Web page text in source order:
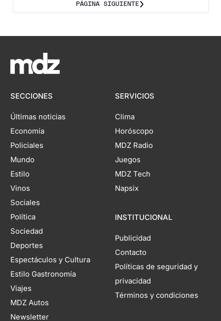
PÁGINA SIGUIENTE
SECCIONES
Últimas noticias
Economía
Policiales
Mundo
Estilo
Vinos
Sociales
Política
Sociedad
Deportes
Espectáculos y Cultura
Estilo Gastronomía
Viajes
MDZ Autos
Newsletter
SERVICIOS
Clima
Horóscopo
MDZ Radio
Juegos
MDZ Tech
Napsix
INSTITUCIONAL
Publicidad
Contacto
Políticas de seguridad y
privacidad
Términos y condiciones